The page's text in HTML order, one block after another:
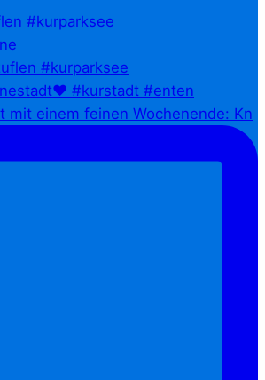
#kurparksee
mit einem feinen Wochenende: Kn